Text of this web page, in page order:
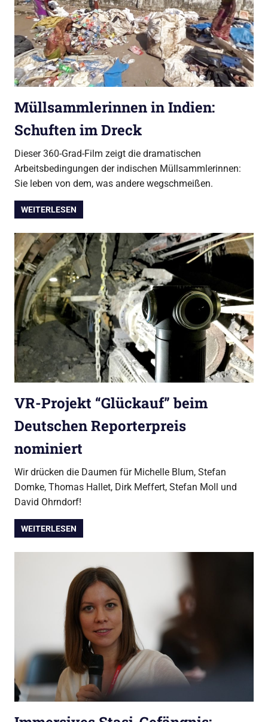
Müllsammlerinnen in Indien:
Schuften im Dreck
Dieser 360-Grad-Film zeigt die dramatischen
Arbeitsbedingungen der indischen Müllsammlerinnen:
Sie leben von dem, was andere wegschmeißen.
WEITERLESEN
VR-Projekt “Glückauf” beim
Deutschen Reporterpreis
nominiert
Wir drücken die Daumen für Michelle Blum, Stefan
Domke, Thomas Hallet, Dirk Meffert, Stefan Moll und
David Ohrndorf!
WEITERLESEN